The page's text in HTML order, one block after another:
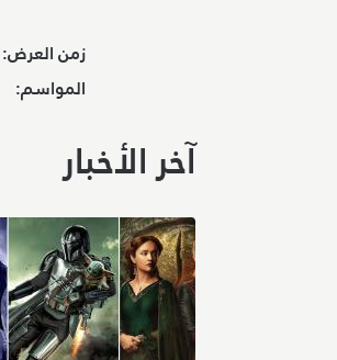
زمن العرض:
المواسم:
آخر الأخبار